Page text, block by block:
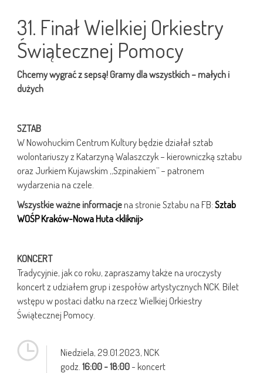
31. Finał Wielkiej Orkiestry
Świątecznej Pomocy
Chcemy wygrać z sepsą! Gramy dla wszystkich – małych i
dużych
SZTAB
W Nowohuckim Centrum Kultury będzie działał sztab
wolontariuszy z Katarzyną Walaszczyk – kierowniczką sztabu
oraz Jurkiem Kujawskim „Szpinakiem” – patronem
wydarzenia na czele.
Wszystkie ważne informacjena stronie Sztabu na FB:Sztab
WOŚP Kraków-Nowa Huta <kliknij>
KONCERT
Tradycyjnie, jak co roku, zapraszamy także na uroczysty
koncert z udziałem grup i zespołów artystycznych NCK. Bilet
wstępu w postaci datku na rzecz Wielkiej Orkiestry
Świątecznej Pomocy.
Niedziela,29.01.2023, NCK
godz. 16:00 - 18:00- koncert